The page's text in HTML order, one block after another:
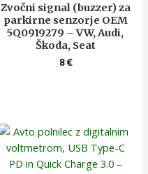
Zvočni signal (buzzer) za
parkirne senzorje OEM
5Q0919279 – VW, Audi,
Škoda, Seat
8€